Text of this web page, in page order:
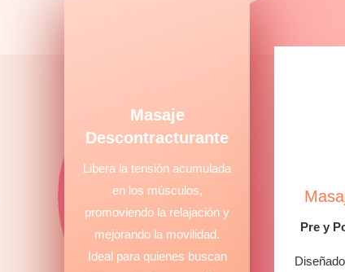
Masaje
Descontracturante
Libera la tensión acumulada
en los músculos,
promoviendo la relajación y
mejorando la movilidad.
Ideal para quienes buscan
Pre y